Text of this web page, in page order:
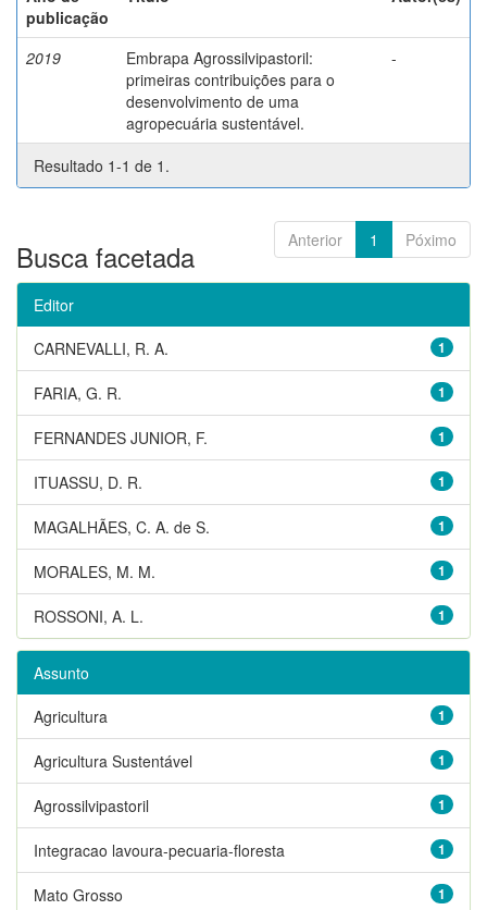
publicação
2019
Embrapa Agrossilvipastoril:
primeiras contribuições para o
desenvolvimento de uma
agropecuária sustentável.
-
Resultado 1-1 de 1.
Anterior 1 Póximo
Busca facetada
Editor
1
CARNEVALLI, R. A.
1
FARIA, G. R.
1
FERNANDES JUNIOR, F.
1
ITUASSU, D. R.
1
MAGALHÃES, C. A. de S.
1
MORALES, M. M.
1
ROSSONI, A. L.
Assunto
1
Agricultura
1
Agricultura Sustentável
1
Agrossilvipastoril
1
Integracao lavoura-pecuaria-floresta
1
Mato Grosso